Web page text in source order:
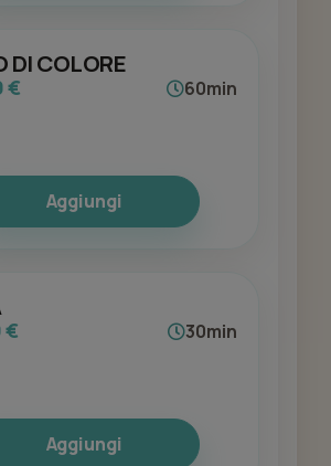
DI COLORE
€ 60min
Aggiungi
€ 30min
Aggiungi